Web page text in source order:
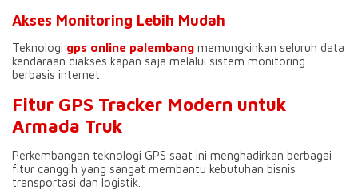
Akses Monitoring Lebih Mudah
Teknologi gps online palembang memungkinkan seluruh data
kendaraan diakses kapan saja melalui sistem monitoring
berbasis internet.
Fitur GPS Tracker Modern untuk
Armada Truk
Perkembangan teknologi GPS saat ini menghadirkan berbagai
fitur canggih yang sangat membantu kebutuhan bisnis
transportasi dan logistik.